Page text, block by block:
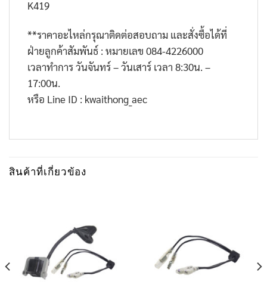
K419
**ราคาอะไหล่กรุณาติดต่อสอบถาม และสั่งซื้อได้ที่
ฝ่ายลูกค้าสัมพันธ์ : หมายเลข 084-4226000
เวลาทำการ วันจันทร์ – วันเสาร์ เวลา 8:30น. –
17:00น.
หรือ Line ID : kwaithong_aec
สินค้าที่เกี่ยวข้อง